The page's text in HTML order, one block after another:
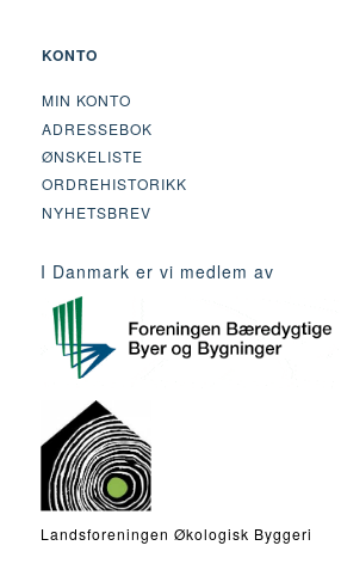
KONTO
MIN KONTO
ADRESSEBOK
ØNSKELISTE
ORDREHISTORIKK
NYHETSBREV
I Danmark er vi medlem av
Landsforeningen Økologisk Byggeri